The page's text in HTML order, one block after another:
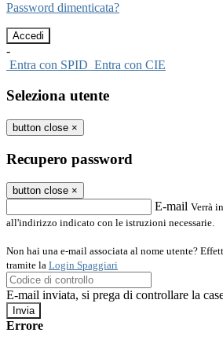
Password dimenticata?
-
Entra con SPID Entra con CIE
Seleziona utente
button close ×
Recupero password
button close ×
E-mail Verrà
all'indirizzo indicato con le istruzioni necessarie.
Non hai una e-mail associata al nome utente?
tramite la Login Spaggiari
E-mail inviata, si prega di controllare la
Errore